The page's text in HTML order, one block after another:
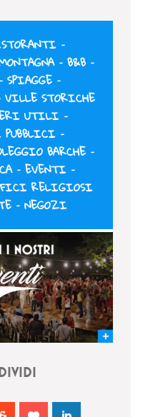
–
– B&B–
SPIAGGE–
VILLE STORICHE
UTILI –
PUBBLICI –
BARCHE–
–EVENTI –
RELIGIOSI
–NEGOZI